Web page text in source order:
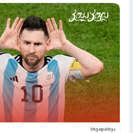
სხვადასხვა